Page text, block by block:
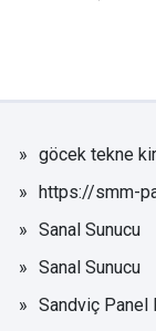
göcek tekne
https://smm-
Sanal Sunucu
Sanal Sunucu
Sandviç Panel